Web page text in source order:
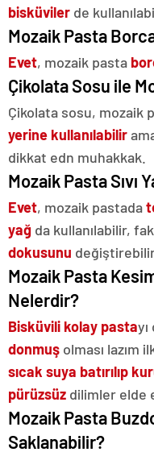
bisküviler de
Mozaik Pasta
Evet, mozaik pasta
Çikolata Sosu ile
Çikolata sosu, mozaik
yerine kullanılabilir
dikkat edn muhakkak.
Mozaik Pasta Sıvı
Evet, mozaik pastada
yağ da kullanılabilir,
dokusunu
Mozaik Pasta
Nelerdir?
Bisküvili kolay pasta
donmuş olması lazım
sıcak suya batırılıp
pürüzsüz dilimler elde
Mozaik Pasta
Saklanabilir?